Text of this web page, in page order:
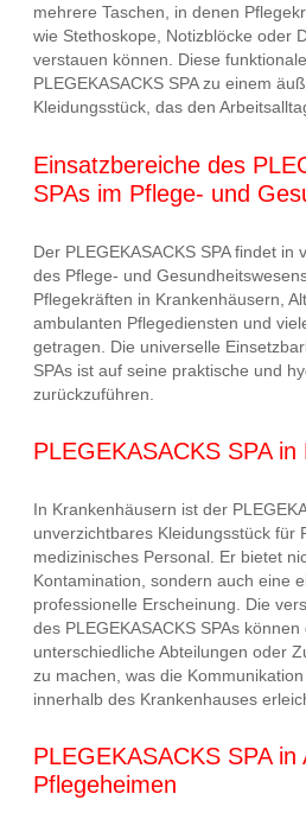
mehrere Taschen, in denen
wie Stethoskope, Notizblöcke oder
verstauen können. Diese
PLEGEKASACKS SPA zu einem
Kleidungsstück, das den
Einsatzbereiche des
SPAs im Pflege- und
Der PLEGEKASACKS SPA findet in
des Pflege- und
Pflegekräften in Krankenhäusern,
ambulanten Pflegediensten und
getragen. Die universelle
SPAs ist auf seine praktische und
zurückzuführen.
PLEGEKASACKS SPA
In Krankenhäusern ist der
unverzichtbares Kleidungsstück für
medizinisches Personal. Er bietet
Kontamination, sondern auch eine
professionelle Erscheinung. Die
des PLEGEKASACKS SPAs
unterschiedliche Abteilungen oder
zu machen, was die
innerhalb des Krankenhauses
PLEGEKASACKS SPA in
Pflegeheimen